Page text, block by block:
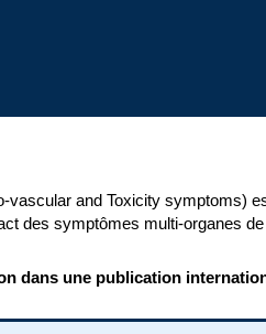
and Toxicity symptoms)
des symptômes multi-organes
dans une publication